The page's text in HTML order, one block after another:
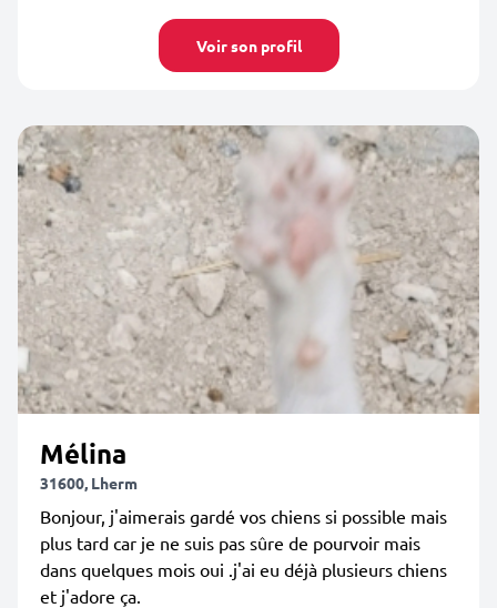
Voir son profil
Mélina
31600, Lherm
Bonjour, j'aimerais gardé vos chiens si possible mais
plus tard car je ne suis pas sûre de pourvoir mais
dans quelques mois oui .j'ai eu déjà plusieurs chiens
et j'adore ça.